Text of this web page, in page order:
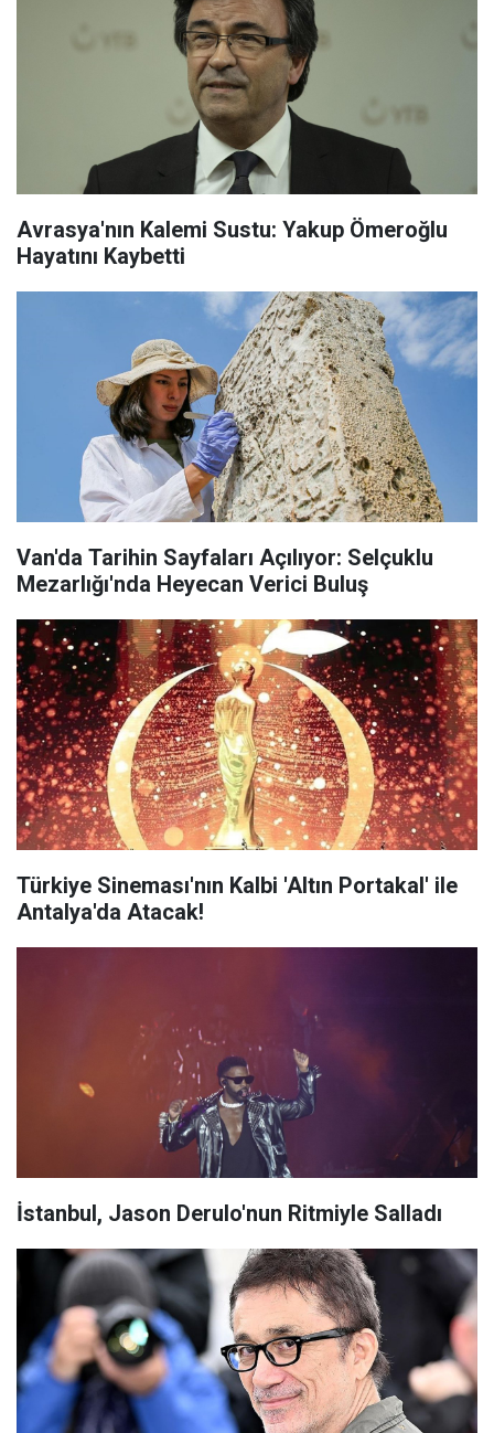
Avrasya'nın Kalemi Sustu: Yakup Ömeroğlu
Hayatını Kaybetti
Van'da Tarihin Sayfaları Açılıyor: Selçuklu
Mezarlığı'nda Heyecan Verici Buluş
Türkiye Sineması'nın Kalbi 'Altın Portakal' ile
Antalya'da Atacak!
İstanbul, Jason Derulo'nun Ritmiyle Salladı